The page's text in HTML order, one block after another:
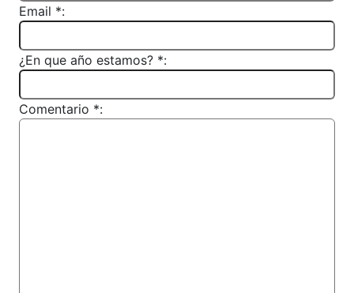
Email *:
¿En que año estamos? *:
Comentario *: